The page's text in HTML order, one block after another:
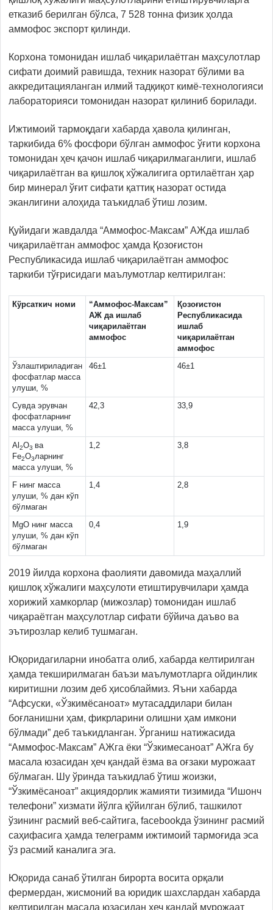
етказиб берилган бўлса, 7 528 тонна физик ҳолда
аммофос экспорт қилинди.
Корхона томонидан ишлаб чиқарилаётган маҳсулотлар
сифати доимий равишда, техник назорат бўлими ва
аккредитацияланган илмий тадқиқот кимё-технологияси
лабораторияси томонидан назорат қилиниб борилади.
Ижтимоий тармоқдаги хабарда ҳавола қилинган,
таркибида 6% фосфори бўлган аммофос ўғити корхона
томонидан ҳеч қачон ишлаб чиқарилмаганлиги, ишлаб
чиқарилаётган ва қишлоқ хўжалигига ортилаётган ҳар
бир минерал ўғит сифати қаттиқ назорат остида
эканлигини алоҳида таъкидлаб ўтиш лозим.
Қуйидаги жавдалда “Аммофос-Максам” АЖда ишлаб
чиқарилаётган аммофос ҳамда Қозоғистон
Республикасида ишлаб чиқарилаётган аммофос
таркиби тўғрисидаги маълумотлар келтирилган:
Кўрсаткич номи
“Аммофос-Максам”
АЖ да ишлаб
чиқарилаётган
аммофос
Қозоғистон
Республикасида
ишлаб
чиқарилаётган
аммофос
Ўзлаштириладиган
фосфатлар масса
улуши, %
46±1 46±1
Сувда эрувчан
фосфатларнинг
масса улуши, %
42,3 33,9
Аl 2O3 ва
Fe2O3ларнинг
масса улуши, %
1,2 3,8
F нинг масса
улуши, % дан кўп
бўлмаган
1,4 2,8
МgО нинг масса
улуши, % дан кўп
бўлмаган
0,4 1,9
2019 йилда корхона фаолияти давомида маҳаллий
қишлоқ хўжалиги маҳсулоти етиштирувчилари ҳамда
хорижий хамкорлар (мижозлар) томонидан ишлаб
чиқараётган маҳсулотлар сифати бўйича даъво ва
эътирозлар келиб тушмаган.
Юқоридагиларни инобатга олиб, хабарда келтирилган
ҳамда текширилмаган баъзи маълумотларга ойдинлик
киритишни лозим деб ҳисоблаймиз. Яъни хабарда
“Афсуски, «Ўзкимёсаноат» мутасаддилари билан
боғланишни ҳам, фикрларини олишни ҳам имкони
бўлмади” деб таъкидланган. Ўрганиш натижасида
“Аммофос-Максам” АЖга ёки “Ўзкимесаноат” АЖга бу
масала юзасидан ҳеч қандай ёзма ва оғзаки мурожаат
бўлмаган. Шу ўринда таъкидлаб ўтиш жоизки,
“Ўзкимёсаноат” акциядорлик жамияти тизимида “Ишонч
телефони” хизмати йўлга қўйилган бўлиб, ташкилот
ўзининг расмий веб-сайтига, facebookда ўзининг расмий
саҳифасига ҳамда телеграмм ижтимоий тармоғида эса
ўз расмий каналига эга.
Юқорида санаб ўтилган бирорта восита орқали
фермердан, жисмоний ва юридик шахслардан хабарда
келтирилган масала юзасидан ҳеч қандай мурожаат